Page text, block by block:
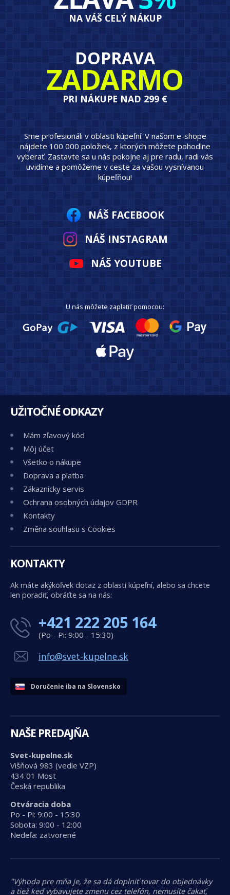
NA VÁŠ CELÝ NÁKUP
DOPRAVA
ZADARMO
PRI NÁKUPE NAD 299 €
Sme profesionáli v oblasti kúpeľní. V našom e-shope
nájdete 100 000 položiek, z ktorých môžete pohodlne
vyberať. Zastavte sa u nás pokojne aj pre radu, radi vás
uvidíme a pomôžeme v ceste za vašou vysnívanou
kúpeľňou!
NÁŠ FACEBOOK
NÁŠ INSTAGRAM
NÁŠ YOUTUBE
U nás môžete zaplatiť pomocou:
UŽITOČNÉ ODKAZY
Mám zľavový kód
Môj účet
Všetko o nákupe
Doprava a platba
Zákaznícky servis
Ochrana osobných údajov GDPR
Kontakty
Změna souhlasu s Cookies
KONTAKTY
Ak máte akýkoľvek dotaz z oblasti kúpeľní, alebo sa chcete
len poradiť, obráťte sa na nás:
+421 222 205 164
(Po - Pi: 9:00 - 15:30)
info@svet-kupelne.sk
Doručenie iba na Slovensko
NAŠE PREDAJŇA
Svet-kupelne.sk
Višňová 983 (vedle VZP)
434 01 Most
Česká republika
Otváracia doba
Po - Pi: 9:00 - 15:30
Sobota: 9:00 - 12:00
Nedeľa: zatvorené
"Výhoda pre mňa je, že sa dá doplniť tovar do objednávky
a tiež keď vybavujete zmenu cez telefón, nemusíte čakať,